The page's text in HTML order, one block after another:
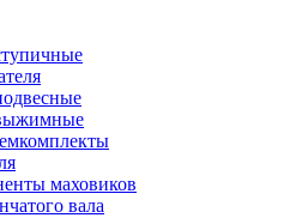
маховиков
вала